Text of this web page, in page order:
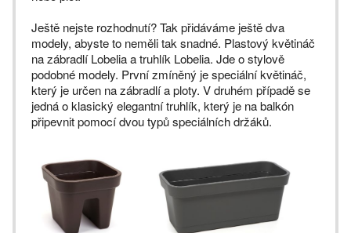
Ještě nejste rozhodnutí? Tak přidáváme ještě dva
modely, abyste to neměli tak snadné. Plastový květináč
na zábradlí Lobelia a truhlík Lobelia. Jde o stylově
podobné modely. První zmíněný je speciální květináč,
který je určen na zábradlí a ploty. V druhém případě se
jedná o klasický elegantní truhlík, který je na balkón
připevnit pomocí dvou typů speciálních držáků.